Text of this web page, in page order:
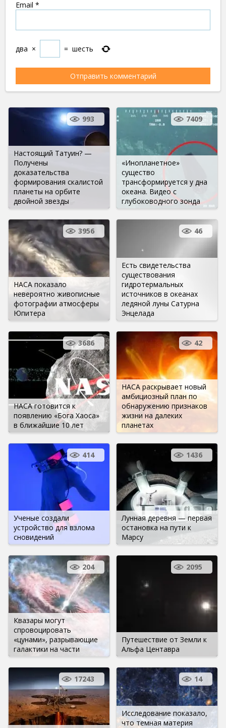
Email *
два × = шесть
Настоящий Татуин? —
Получены
доказательства
формирования скалистой
планеты на орбите
двойной звезды
993
«Инопланетное»
существо
трансформируется у дна
океана. Видео с
глубоководного зонда
7409
НАСА показало
невероятно живописные
фотографии атмосферы
Юпитера
3956
Есть свидетельства
существования
гидротермальных
источников в океанах
ледяной луны Сатурна
Энцелада
46
НАСА готовится к
появлению «Бога Хаоса»
в ближайшие 10 лет
3686
НАСА раскрывает новый
амбициозный план по
обнаружению признаков
жизни на далеких
планетах
42
Ученые создали
устройство для взлома
сновидений
414
Лунная деревня — первая
остановка на пути к
Марсу
1436
Квазары могут
спровоцировать
«цунами», разрывающие
галактики на части
204
Путешествие от Земли к
Альфа Центавра
2095
17243
Исследование показало,
что темная материя
14